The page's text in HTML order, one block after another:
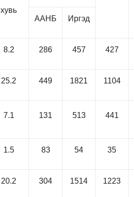
хувь
ААНБ Иргэд
8.2 286 457 427
25.2 449 1821 1104
7.1 131 513 441
1.5 83 54 35
20.2 304 1514 1223